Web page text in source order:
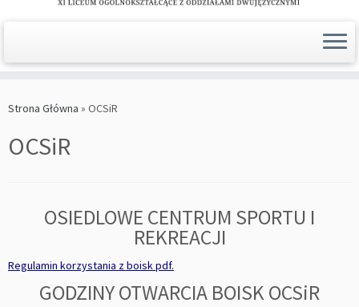
Strona Główna » OCSiR
OCSiR
OSIEDLOWE CENTRUM SPORTU I
REKREACJI
Regulamin korzystania z boisk pdf.
GODZINY OTWARCIA BOISK OCSiR